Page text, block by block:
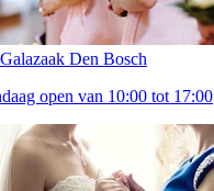
Den Bosch
open van 10:00 tot 17:00